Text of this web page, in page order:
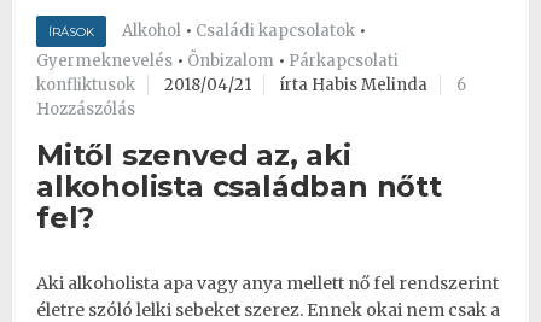
ÍRÁSOK Alkohol • Családi kapcsolatok •
Gyermeknevelés • Önbizalom • Párkapcsolati
konfliktusok
2018/04/21 írta Habis Melinda
6
Hozzászólás
Mitől szenved az, aki
alkoholista családban nőtt
fel?
Aki alkoholista apa vagy anya mellett nő fel rendszerint
életre szóló lelki sebeket szerez. Ennek okai nem csak a